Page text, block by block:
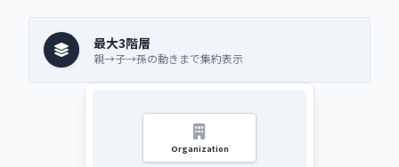
最大3階層
親→子→孫の動きまで集約表示
Organization